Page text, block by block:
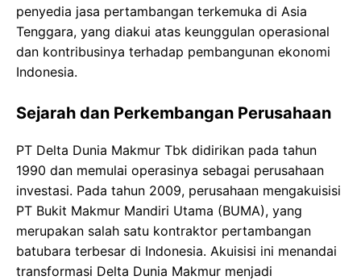
penyedia jasa pertambangan terkemuka di Asia
Tenggara, yang diakui atas keunggulan operasional
dan kontribusinya terhadap pembangunan ekonomi
Indonesia.
Sejarah dan Perkembangan Perusahaan
PT Delta Dunia Makmur Tbk didirikan pada tahun
1990 dan memulai operasinya sebagai perusahaan
investasi. Pada tahun 2009, perusahaan mengakuisisi
PT Bukit Makmur Mandiri Utama (BUMA), yang
merupakan salah satu kontraktor pertambangan
batubara terbesar di Indonesia. Akuisisi ini menandai
transformasi Delta Dunia Makmur menjadi